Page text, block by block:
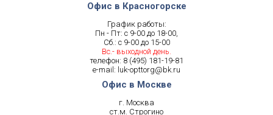
Офис в Красногорске
График работы:
Пн - Пт: с 9-00 до 18-00,
Сб.: с 9-00 до 15-00
Вс.- выходной день.
телефон: 8 (495) 181-19-81
e-mail: luk-opttorg@bk.ru
Офис в Москве
г. Москва
ст.м. Строгино